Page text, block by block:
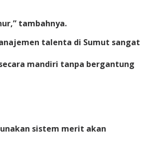
tambahnya.
talenta di Sumut sangat
mandiri tanpa bergantung
sistem merit akan